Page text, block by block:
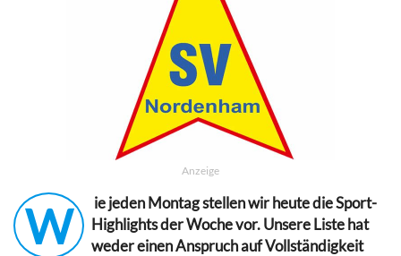
Anzeige
W
ie jeden Montag stellen wir heute die Sport-
Highlights der Woche vor. Unsere Liste hat
weder einen Anspruch auf Vollständigkeit